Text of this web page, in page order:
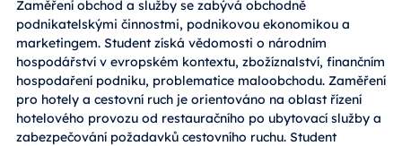
Zaměření obchod a služby se zabývá obchodně
podnikatelskými činnostmi, podnikovou ekonomikou a
marketingem. Student získá vědomosti o národním
hospodářství v evropském kontextu, zbožíznalství, finančním
hospodaření podniku, problematice maloobchodu. Zaměření
pro hotely a cestovní ruch je orientováno na oblast řízení
hotelového provozu od restauračního po ubytovací služby a
zabezpečování požadavků cestovního ruchu. Student